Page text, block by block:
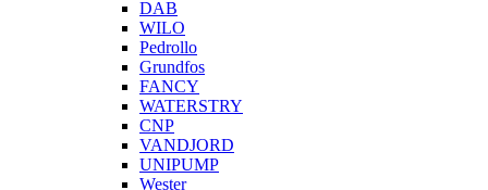
DAB
WILO
Pedrollo
Grundfos
FANCY
WATERSTRY
CNP
VANDJORD
UNIPUMP
Wester